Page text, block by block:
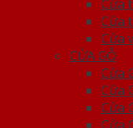
Cửa
Cửa
Cửa
CỬA GỖ
Cửa
Cửa
Cửa